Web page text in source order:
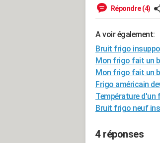
Répondre (4)
A voir également:
Bruit frigo
Mon frigo fait un
Mon frigo fait un
Frigo américain
Température d'un
Bruit frigo neuf
4 réponses